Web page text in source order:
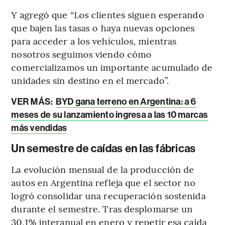
Y agregó que “Los clientes siguen esperando
que bajen las tasas o haya nuevas opciones
para acceder a los vehículos, mientras
nosotros seguimos viendo cómo
comercializamos un importante acumulado de
unidades sin destino en el mercado”.
VER MÁS: BYD gana terreno en Argentina: a 6
meses de su lanzamiento ingresa a las 10 marcas
más vendidas
Un semestre de caídas en las fábricas
La evolución mensual de la producción de
autos en Argentina refleja que el sector no
logró consolidar una recuperación sostenida
durante el semestre. Tras desplomarse un
30,1% interanual en enero y repetir esa caída